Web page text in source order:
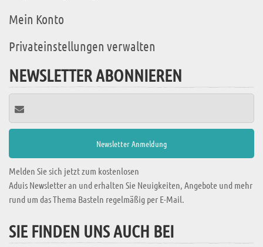
Mein Konto
Privateinstellungen verwalten
NEWSLETTER ABONNIEREN
Melden Sie sich jetzt zum kostenlosen
Aduis Newsletter an und erhalten Sie Neuigkeiten, Angebote und mehr
rund um das Thema Basteln regelmäßig per E-Mail.
SIE FINDEN UNS AUCH BEI